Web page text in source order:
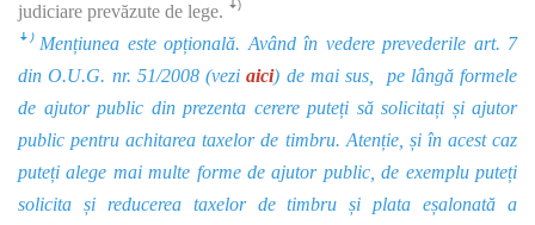
judiciare prevăzute de lege. ꜜ⁾
ꜜ⁾ Mențiunea este opțională. Având în vedere prevederile art. 7
din O.U.G. nr. 51/2008 (vezi aici) de mai sus, pe lângă formele
de ajutor public din prezenta cerere puteți să solicitați și ajutor
public pentru achitarea taxelor de timbru. Atenție, și în acest caz
puteți alege mai multe forme de ajutor public, de exemplu puteți
solicita și reducerea taxelor de timbru și plata eșalonată a